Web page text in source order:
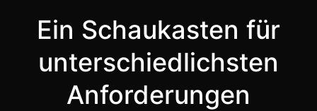
Ein Schaukasten für
unterschiedlichsten
Anforderungen